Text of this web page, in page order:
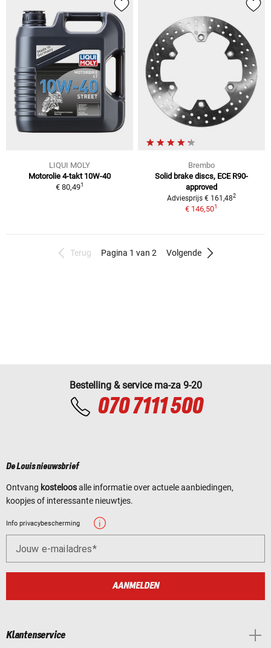
LIQUI MOLY
Motorolie 4-takt 10W-40
€ 80,491
Brembo
Solid brake discs, ECE R90-
approved
Adviesprijs € 161,482
€ 146,501
Terug Pagina 1 van 2 Volgende
Bestelling & service ma-za 9-20
070 7111 500
De Louis nieuwsbrief
Ontvang kosteloosalle informatie over actuele aanbiedingen,
koopjes of interessante nieuwtjes.
Info privacybescherming
Jouw e-mailadres
AANMELDEN
Klantenservice